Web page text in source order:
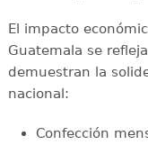
El impacto
Guatemala se
demuestran la
nacional:
Confección